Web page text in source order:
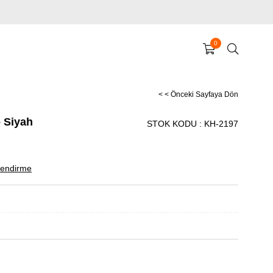
0
< < Önceki Sayfaya Dön
Siyah STOK KODU KH-2197